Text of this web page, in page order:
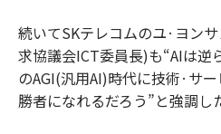
続いてSKテレコムのユ·ヨン
求協議会ICT委員長)も“AIは逆
のAGI(汎用AI)時代に技術·サ
勝者になれるだろう”と強調し